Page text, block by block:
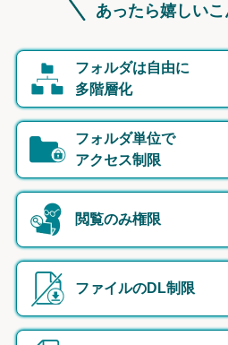
あったら嬉しい
フォルダは自由に
多階層化
フォルダ単位で
アクセス制限
閲覧のみ権限
ファイルのDL制限